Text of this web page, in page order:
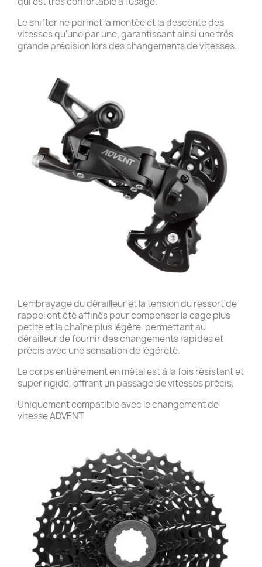
Le shifter ne permet la montée et la descente des
vitesses qu'une par une, garantissant ainsi une très
grande précision lors des changements de vitesses.
L'embrayage du dérailleur et la tension du ressort de
rappel ont été affinés pour compenser la cage plus
petite et la chaîne plus légère, permettant au
dérailleur de fournir des changements rapides et
précis avec une sensation de légèreté.
Le corps entièrement en métal est à la fois résistant et
super rigide, offrant un passage de vitesses précis.
Uniquement compatible avec le changement de
vitesse ADVENT